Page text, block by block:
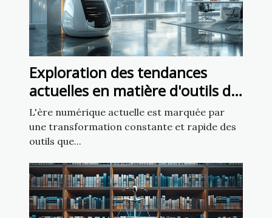
Exploration des tendances
actuelles en matière d'outils de
création de sites web
L'ère numérique actuelle est marquée par
une transformation constante et rapide des
outils que...